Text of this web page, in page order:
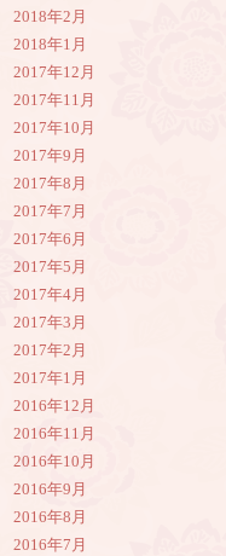
2018年2月
2018年1月
2017年12月
2017年11月
2017年10月
2017年9月
2017年8月
2017年7月
2017年6月
2017年5月
2017年4月
2017年3月
2017年2月
2017年1月
2016年12月
2016年11月
2016年10月
2016年9月
2016年8月
2016年7月